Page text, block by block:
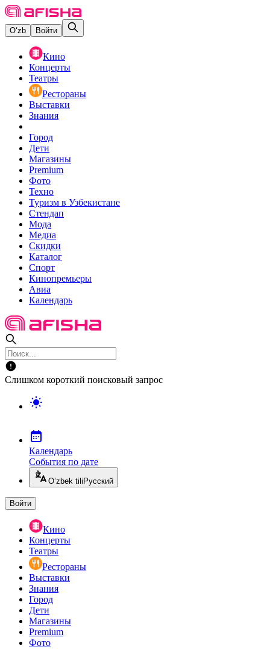
O‘zb Войти
Кино
Концерты
Театры
Рестораны
Выставки
Знания
Город
Дети
Магазины
Premium
Фото
Техно
Туризм в Узбекистане
Стендап
Мода
Медиа
Скидки
Каталог
Спорт
Кинопремьеры
Авиа
Календарь
Слишком короткий поисковый запрос
Календарь
События по дате
O’zbek tili Русский
Войти
Кино
Концерты
Театры
Рестораны
Выставки
Знания
Город
Дети
Магазины
Premium
Фото